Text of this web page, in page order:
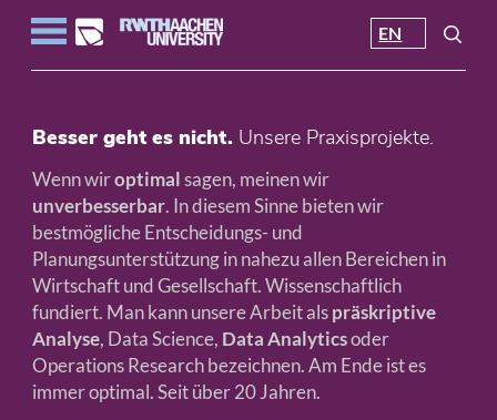
EN
Besser geht es nicht.Unsere Praxisprojekte.
Wenn wiroptimalsagen, meinen wir
unverbesserbar. In diesem Sinne bieten wir
bestmögliche Entscheidungs- und
Planungsunterstützung in nahezu allen Bereichen in
Wirtschaft und Gesellschaft. Wissenschaftlich
fundiert. Man kann unsere Arbeit alspräskriptive
Analyse, Data Science, Data Analyticsoder
Operations Research bezeichnen. Am Ende ist es
immer optimal. Seit über 20 Jahren.